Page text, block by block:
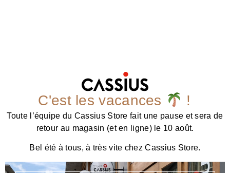
C'est les vacances !
Toute l’équipe du Cassius Store fait une pause et sera de
retour au magasin (et en ligne) le 10 août.
Bel été à tous, à très vite chez Cassius Store.